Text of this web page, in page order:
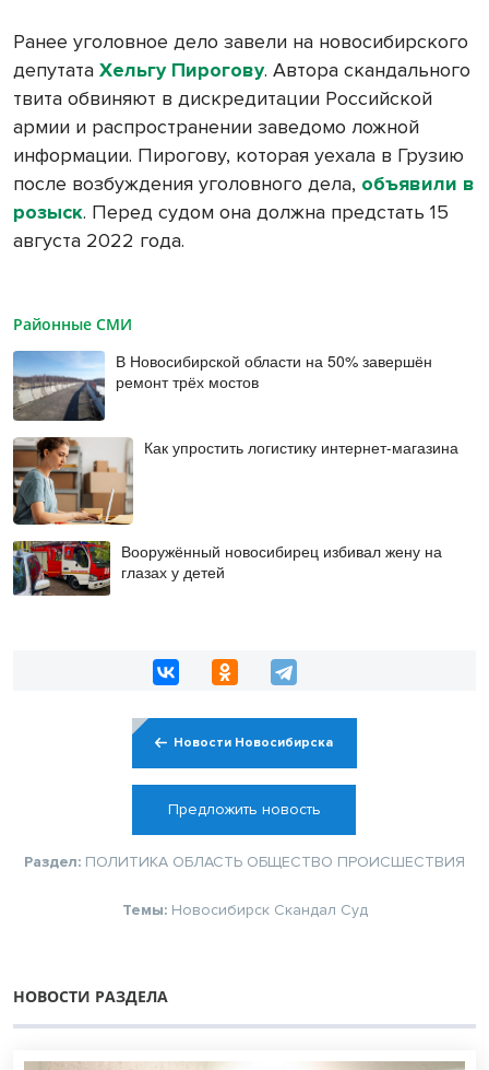
Ранее уголовное дело завели на новосибирского
депутата Хельгу Пирогову. Автора скандального
твита обвиняют в дискредитации Российской
армии и распространении заведомо ложной
информации. Пирогову, которая уехала в Грузию
после возбуждения уголовного дела, объявили в
розыск. Перед судом она должна предстать 15
августа 2022 года.
Районные СМИ
В Новосибирской области на 50% завершён
ремонт трёх мостов
Как упростить логистику интернет-магазина
Вооружённый новосибирец избивал жену на
глазах у детей
Новости Новосибирска
Предложить новость
Раздел: ПОЛИТИКА ОБЛАСТЬ ОБЩЕСТВО ПРОИСШЕСТВИЯ
Темы: Новосибирск Скандал Суд
НОВОСТИ РАЗДЕЛА